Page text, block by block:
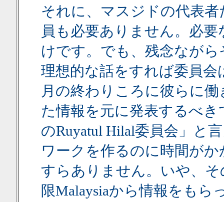
それに、マスジドの代表
員も必要ありません。必
けです。でも、残念なが
理想的な話をすれば委員
月の終わりころに彼らに
た情報を元に発表するべ
のRuyatul Hilal委員会」と
ワークを作るのに時間が
すらありません。いや、
限Malaysiaから情報をもら